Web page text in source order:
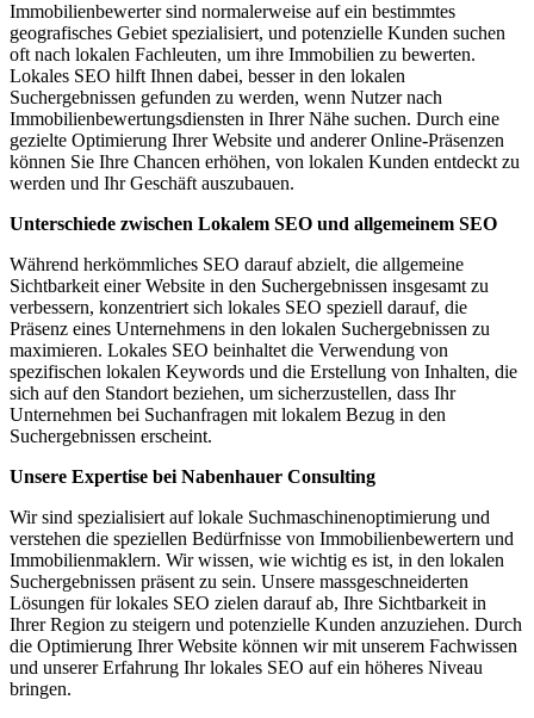
Immobilienbewerter sind normalerweise auf ein bestimmtes
geografisches Gebiet spezialisiert, und potenzielle Kunden suchen
oft nach lokalen Fachleuten, um ihre Immobilien zu bewerten.
Lokales SEO hilft Ihnen dabei, besser in den lokalen
Suchergebnissen gefunden zu werden, wenn Nutzer nach
Immobilienbewertungsdiensten in Ihrer Nähe suchen. Durch eine
gezielte Optimierung Ihrer Website und anderer Online-Präsenzen
können Sie Ihre Chancen erhöhen, von lokalen Kunden entdeckt zu
werden und Ihr Geschäft auszubauen.
Unterschiede zwischen Lokalem SEO und allgemeinem SEO
Während herkömmliches SEO darauf abzielt, die allgemeine
Sichtbarkeit einer Website in den Suchergebnissen insgesamt zu
verbessern, konzentriert sich lokales SEO speziell darauf, die
Präsenz eines Unternehmens in den lokalen Suchergebnissen zu
maximieren. Lokales SEO beinhaltet die Verwendung von
spezifischen lokalen Keywords und die Erstellung von Inhalten, die
sich auf den Standort beziehen, um sicherzustellen, dass Ihr
Unternehmen bei Suchanfragen mit lokalem Bezug in den
Suchergebnissen erscheint.
Unsere Expertise bei Nabenhauer Consulting
Wir sind spezialisiert auf lokale Suchmaschinenoptimierung und
verstehen die speziellen Bedürfnisse von Immobilienbewertern und
Immobilienmaklern. Wir wissen, wie wichtig es ist, in den lokalen
Suchergebnissen präsent zu sein. Unsere massgeschneiderten
Lösungen für lokales SEO zielen darauf ab, Ihre Sichtbarkeit in
Ihrer Region zu steigern und potenzielle Kunden anzuziehen. Durch
die Optimierung Ihrer Website können wir mit unserem Fachwissen
und unserer Erfahrung Ihr lokales SEO auf ein höheres Niveau
bringen.